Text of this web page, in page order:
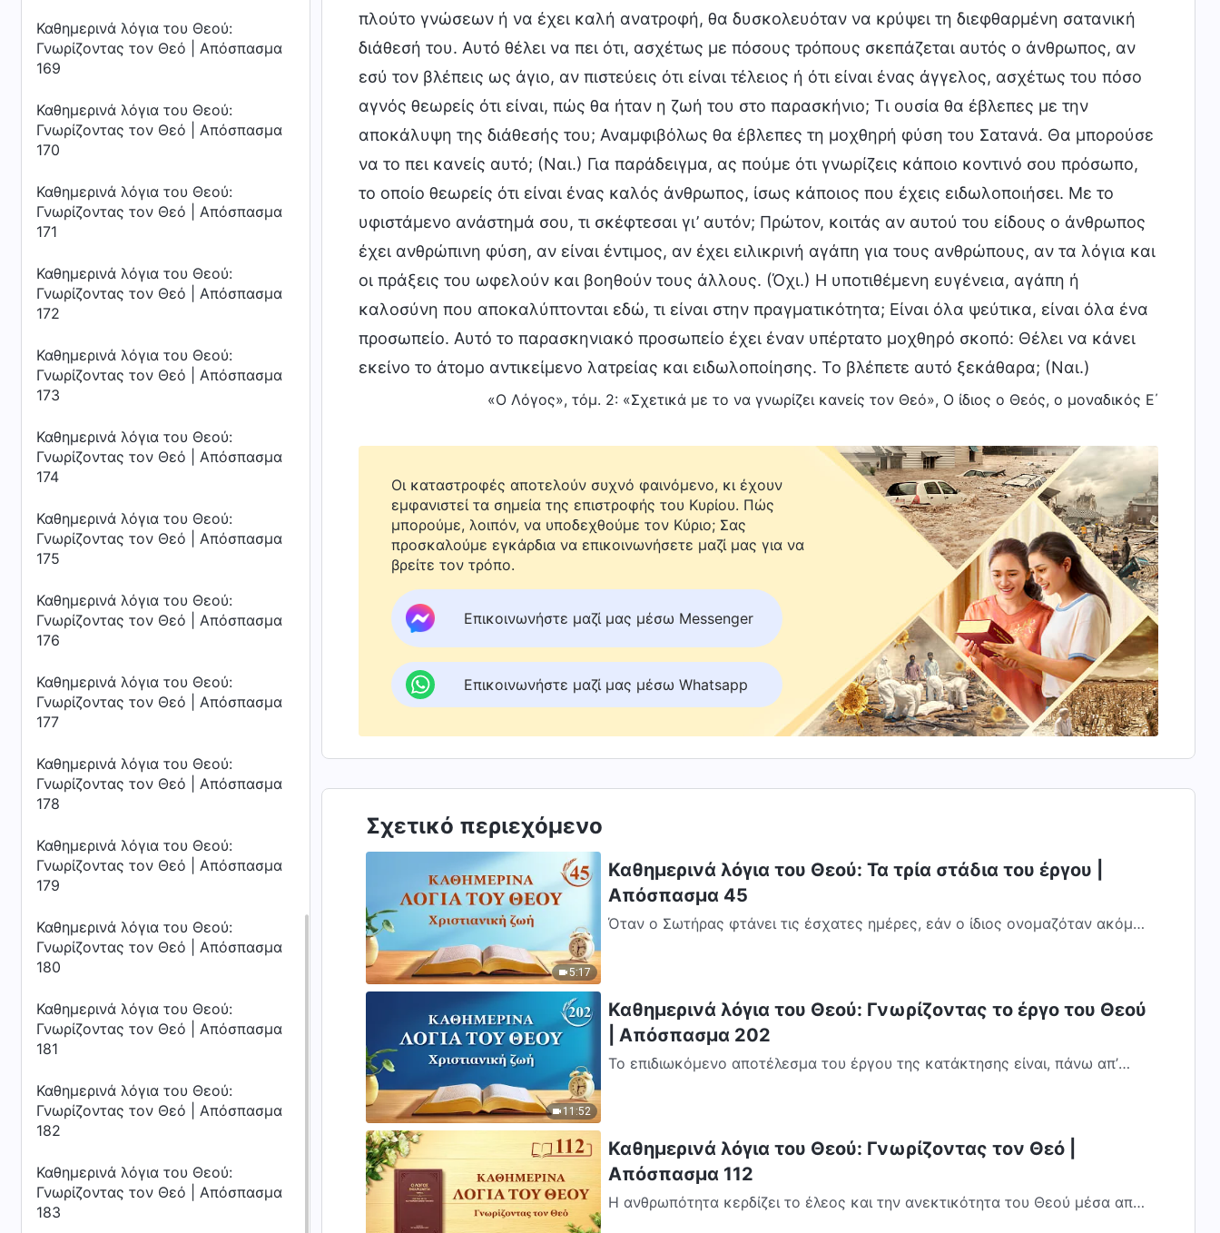
Καθημερινά λόγια του Θεού:
Γνωρίζοντας τον Θεό | Απόσπασμα
169
Καθημερινά λόγια του Θεού:
Γνωρίζοντας τον Θεό | Απόσπασμα
170
Καθημερινά λόγια του Θεού:
Γνωρίζοντας τον Θεό | Απόσπασμα
171
Καθημερινά λόγια του Θεού:
Γνωρίζοντας τον Θεό | Απόσπασμα
172
Καθημερινά λόγια του Θεού:
Γνωρίζοντας τον Θεό | Απόσπασμα
173
Καθημερινά λόγια του Θεού:
Γνωρίζοντας τον Θεό | Απόσπασμα
174
Καθημερινά λόγια του Θεού:
Γνωρίζοντας τον Θεό | Απόσπασμα
175
Καθημερινά λόγια του Θεού:
Γνωρίζοντας τον Θεό | Απόσπασμα
176
Καθημερινά λόγια του Θεού:
Γνωρίζοντας τον Θεό | Απόσπασμα
177
Καθημερινά λόγια του Θεού:
Γνωρίζοντας τον Θεό | Απόσπασμα
178
Καθημερινά λόγια του Θεού:
Γνωρίζοντας τον Θεό | Απόσπασμα
179
Καθημερινά λόγια του Θεού:
Γνωρίζοντας τον Θεό | Απόσπασμα
180
Καθημερινά λόγια του Θεού:
Γνωρίζοντας τον Θεό | Απόσπασμα
181
Καθημερινά λόγια του Θεού:
Γνωρίζοντας τον Θεό | Απόσπασμα
182
Καθημερινά λόγια του Θεού:
Γνωρίζοντας τον Θεό | Απόσπασμα
183
πλούτο γνώσεων ή να έχει καλή ανατροφή, θα δυσκολευόταν να κρύψει τη διεφθαρμένη σατανική
διάθεσή του. Αυτό θέλει να πει ότι, ασχέτως με πόσους τρόπους σκεπάζεται αυτός ο άνθρωπος, αν
εσύ τον βλέπεις ως άγιο, αν πιστεύεις ότι είναι τέλειος ή ότι είναι ένας άγγελος, ασχέτως του πόσο
αγνός θεωρείς ότι είναι, πώς θα ήταν η ζωή του στο παρασκήνιο; Τι ουσία θα έβλεπες με την
αποκάλυψη της διάθεσής του; Αναμφιβόλως θα έβλεπες τη μοχθηρή φύση του Σατανά. Θα μπορούσε
να το πει κανείς αυτό; (Ναι.) Για παράδειγμα, ας πούμε ότι γνωρίζεις κάποιο κοντινό σου πρόσωπο,
το οποίο θεωρείς ότι είναι ένας καλός άνθρωπος, ίσως κάποιος που έχεις ειδωλοποιήσει. Με το
υφιστάμενο ανάστημά σου, τι σκέφτεσαι γι’ αυτόν; Πρώτον, κοιτάς αν αυτού του είδους o άνθρωπος
έχει ανθρώπινη φύση, αν είναι έντιμος, αν έχει ειλικρινή αγάπη για τους ανθρώπους, αν τα λόγια και
οι πράξεις του ωφελούν και βοηθούν τους άλλους. (Όχι.) Η υποτιθέμενη ευγένεια, αγάπη ή
καλοσύνη που αποκαλύπτονται εδώ, τι είναι στην πραγματικότητα; Είναι όλα ψεύτικα, είναι όλα ένα
προσωπείο. Αυτό το παρασκηνιακό προσωπείο έχει έναν υπέρτατο μοχθηρό σκοπό: Θέλει να κάνει
εκείνο το άτομο αντικείμενο λατρείας και ειδωλοποίησης. Το βλέπετε αυτό ξεκάθαρα; (Ναι.)
«Ο Λόγος», τόμ. 2: «Σχετικά με το να γνωρίζει κανείς τον Θεό», Ο ίδιος ο Θεός, ο μοναδικός Ε΄
Οι καταστροφές αποτελούν συχνό φαινόμενο, κι έχουν
εμφανιστεί τα σημεία της επιστροφής του Κυρίου. Πώς
μπορούμε, λοιπόν, να υποδεχθούμε τον Κύριο; Σας
προσκαλούμε εγκάρδια να επικοινωνήσετε μαζί μας για να
βρείτε τον τρόπο.
Επικοινωνήστε μαζί μας μέσω Messenger
Επικοινωνήστε μαζί μας μέσω Whatsapp
Σχετικό περιεχόμενο
5:17
Καθημερινά λόγια του Θεού: Τα τρία στάδια του έργου |
Απόσπασμα 45
Όταν ο Σωτήρας φτάνει τις έσχατες ημέρες, εάν ο ίδιος ονομαζόταν ακόμα
11:52
Καθημερινά λόγια του Θεού: Γνωρίζοντας το έργο του Θεού
| Απόσπασμα 202
Το επιδιωκόμενο αποτέλεσμα του έργου της κατάκτησης είναι, πάνω απ’
Καθημερινά λόγια του Θεού: Γνωρίζοντας τον Θεό |
Απόσπασμα 112
Η ανθρωπότητα κερδίζει το έλεος και την ανεκτικότητα του Θεού μέσα από